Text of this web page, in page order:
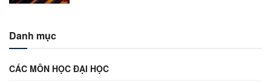
Danh mục
CÁC MÔN HỌC ĐẠI HỌC